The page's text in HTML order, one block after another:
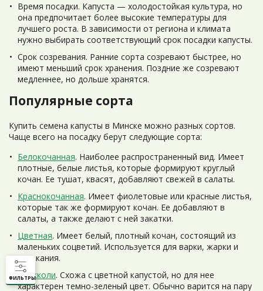
Время посадки. Капуста — холодостойкая культура, но
она предпочитает более высокие температуры для
лучшего роста. В зависимости от региона и климата
нужно выбирать соответствующий срок посадки капусты.
Срок созревания. Ранние сорта созревают быстрее, но
имеют меньший срок хранения. Поздние же созревают
медленнее, но дольше хранятся.
Популярные сорта
Купить семена капусты в Минске можно разных сортов.
Чаще всего на посадку берут следующие сорта:
Белокочанная. Наиболее распространенный вид. Имеет
плотные, белые листья, которые формируют круглый
кочан. Ее тушат, квасят, добавляют свежей в салаты.
Краснокочанная. Имеет фиолетовые или красные листья,
которые так же формируют кочан. Ее добавляют в
салаты, а также делают с ней закатки.
Цветная. Имеет белый, плотный кочан, состоящий из
маленьких соцветий. Используется для варки, жарки и
запекания.
Брокколи. Схожа с цветной капустой, но для нее
характерен темно-зеленый цвет. Обычно варится на пару
ФИЛЬТРЫ